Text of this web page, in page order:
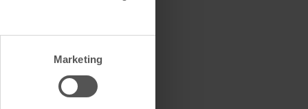
Marketing
Alleegarten)